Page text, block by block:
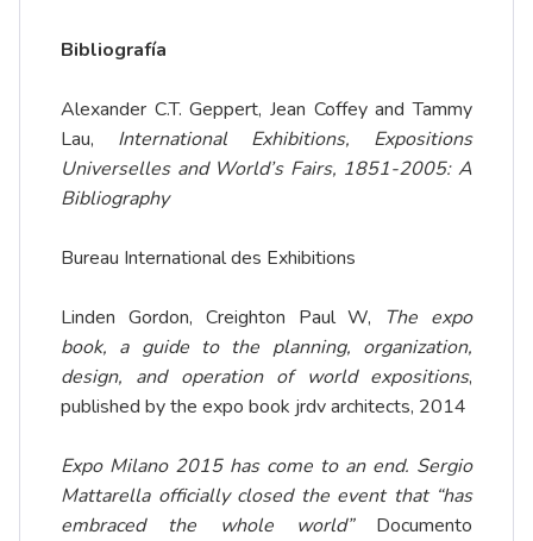
Bibliografía
Alexander C.T. Geppert, Jean Coffey and Tammy
Lau, International Exhibitions, Expositions
Universelles and World’s Fairs, 1851-2005: A
Bibliography
Bureau International des Exhibitions
Linden Gordon, Creighton Paul W, The expo
book, a guide to the planning, organization,
design, and operation of world expositions,
published by the expo book jrdv architects, 2014
Expo Milano 2015 has come to an end. Sergio
Mattarella officially closed the event that “has
embraced the whole world”Documento